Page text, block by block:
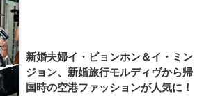
新婚夫婦イ・ビョンホン＆イ・ミン
ジョン、新婚旅行モルディヴから帰
国時の空港ファッションが人気に！